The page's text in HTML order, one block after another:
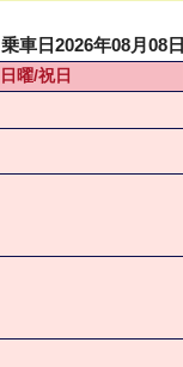
乗車日2026年08月08日
日曜/祝日